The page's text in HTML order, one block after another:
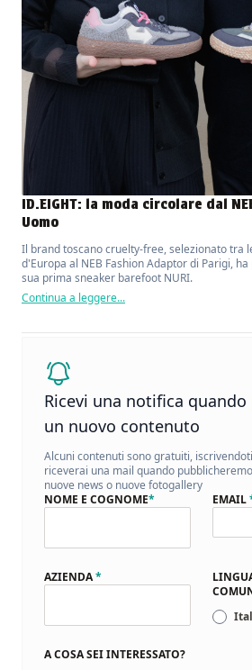
ID.EIGHT: la moda circolare dal
Uomo
Il brand toscano cruelty-free, selezionato tra
d'Europa al NEB Fashion Adaptor di Parigi,
sua prima sneaker barefoot NURI.
Continua a leggere...
Ricevi una notifica
un nuovo contenuto
Alcuni contenuti sono gratuiti,
riceverai una mail quando
nuove news o nuove fotogallery
NOME E COGNOME* EMAIL
AZIENDA*
A COSA SEI INTERESSATO?